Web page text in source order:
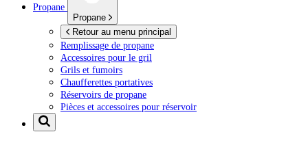
Propane
Propane
Retour au menu principal
Remplissage de propane
Accessoires pour le gril
Grils et fumoirs
Chaufferettes portatives
Réservoirs de propane
Pièces et accessoires pour réservoir